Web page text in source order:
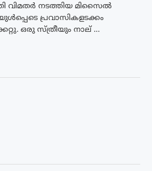
വിമതർ നടത്തിയ മിസൈൽ
പ്രവാസികളടക്കം
ഒരു സ്ത്രീയും നാല് …